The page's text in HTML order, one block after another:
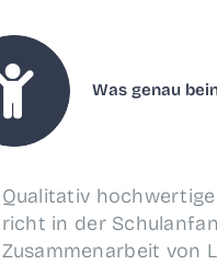
Was genau
Qua­li­ta­tiv
richt in der
Zusam­men­ar­beit von